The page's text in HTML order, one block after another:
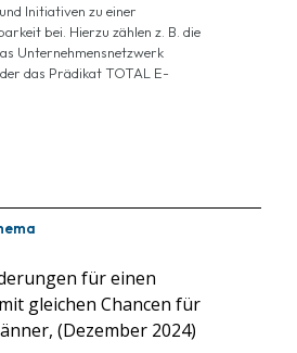
Initiativen zu einer
bei. Hierzu zählen z. B. die
Unternehmensnetzwerk
das Prädikat TOTAL E-
für einen
gleichen Chancen für
(Dezember 2024)